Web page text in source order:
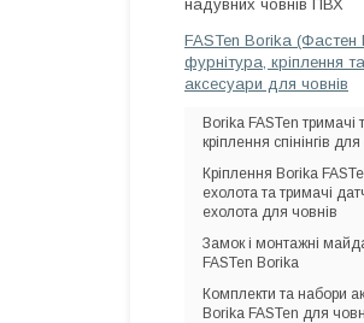
надувних човнів ПВХ
FASTen Borika (Фастен
фурнітура, кріплення та
аксесуари для човнів
Borika FASTen тримачі
кріплення спінінгів
Кріплення Borika
ехолота та тримачі
ехолота для човнів
Замок і монтажні
FASTen Borika
Комплекти та набори
Borika FASTen для